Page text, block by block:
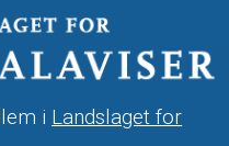
i Landslaget for